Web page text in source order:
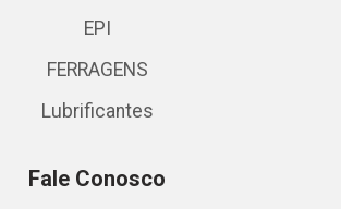
EPI
FERRAGENS
Lubrificantes
Fale Conosco